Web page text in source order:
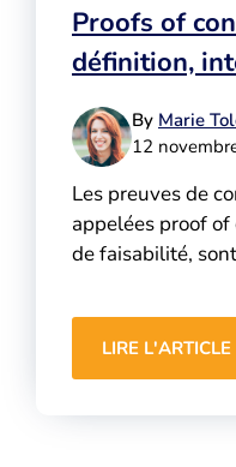
Proofs of
définition,
By Marie
12
Les preuves de
appelées proof
de faisabilité,
LIRE L'ARTICLE